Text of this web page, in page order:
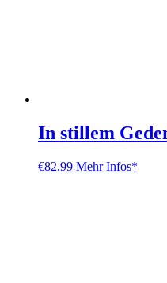
In stillem
€82.99 Mehr Infos*